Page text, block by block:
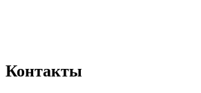
Контакты